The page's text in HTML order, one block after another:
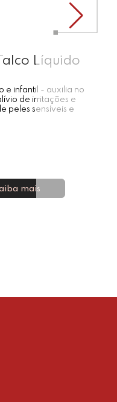
Líquido
e infantil - auxilia no
de irritações e
peles sensíveis e
mais